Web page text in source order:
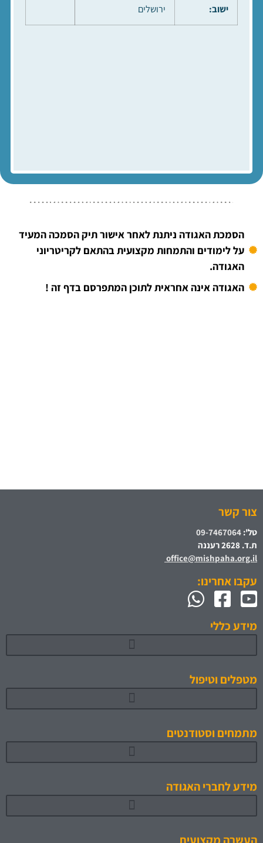
ישוב: ירושלים
הסמכת האגודה ניתנת לאחר אישור תיק הסמכה המעיד
על לימודים והתמחות מקצועית בהתאם לקריטריוני
האגודה.
האגודה אינה אחראית לתוכן המתפרסם בדף זה !
צור קשר
טל': 09-7467064
ת.ד. 2628 רעננה
office@mishpaha.org.il
עקבו אחרינו:
מידע כללי
מטפלים וטיפול
מתמחים וסטודנטים
מידע לחברי האגודה